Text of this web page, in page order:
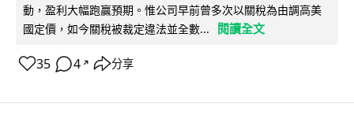
動，盈利大幅跑贏預期。惟公司早前曾多次以關稅為由調高美
國定價，如今關稅被裁定違法並全數...
閱讀全文
35 4 ↗ 分享